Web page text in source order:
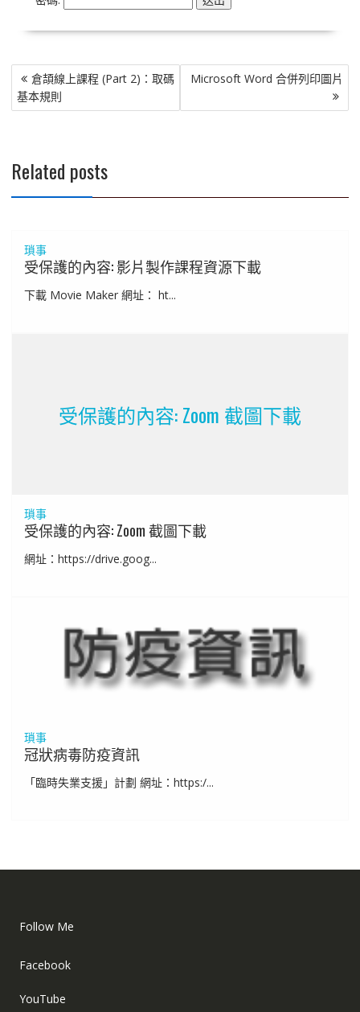
文
章
導
倉頡線上課程 (Part 2)：取碼
基本規則
Microsoft Word 合併列印圖片
Related posts
瑣事
受保護的內容: 影片製作課程資源下載
下載 Movie Maker 網址： ht...
受保護的內容: Zoom 截圖下載
瑣事
受保護的內容: Zoom 截圖下載
網址：https://drive.goog...
瑣事
冠狀病毒防疫資訊
「臨時失業支援」計劃 網址：https:/...
Follow Me
Facebook
YouTube